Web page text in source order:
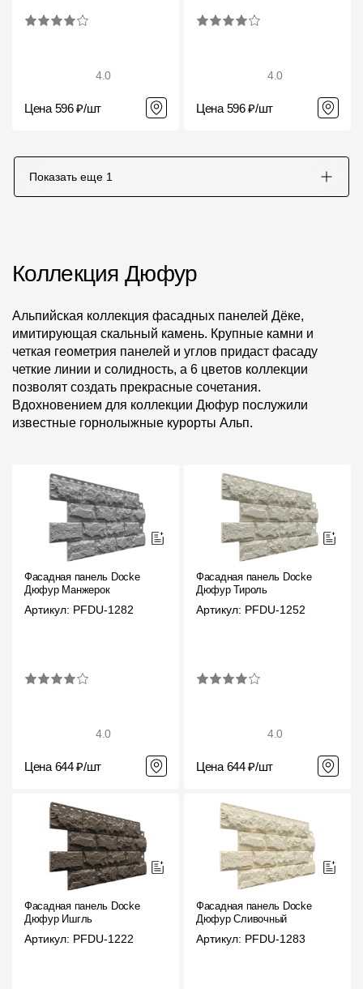
site@docke.ru
Режим работы
Пн-Пт - 10-19
Сб-Вс - выходной
4.0
Цена 596 ₽/шт
4.0
Цена 596 ₽/шт
Показать еще 1
Коллекция Дюфур
Альпийская коллекция фасадных панелей Дёке,
имитирующая скальный камень. Крупные камни и
четкая геометрия панелей и углов придаст фасаду
четкие линии и солидность, а 6 цветов коллекции
позволят создать прекрасные сочетания.
Вдохновением для коллекции Дюфур послужили
известные горнолыжные курорты Альп.
Фасадная панель Docke
Дюфур Манжерок
Артикул: PFDU-1282
4.0
Цена 644 ₽/шт
Фасадная панель Docke
Дюфур Тироль
Артикул: PFDU-1252
4.0
Цена 644 ₽/шт
Фасадная панель Docke
Дюфур Ишгль
Артикул: PFDU-1222
Фасадная панель Docke
Дюфур Сливочный
Артикул: PFDU-1283